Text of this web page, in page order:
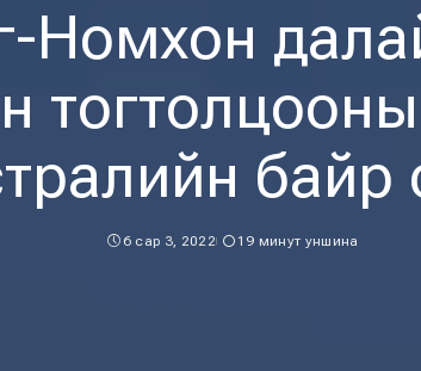
Номхон
байр
6 сар 3, 2022 19 минут уншина